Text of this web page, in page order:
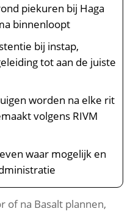
piekuren bij Haga
binnenloopt
bij instap,
tot aan de juiste
worden na elke rit
volgens RIVM
waar mogelijk en
of na Basalt plannen,